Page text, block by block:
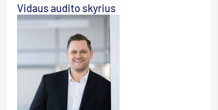
Vidaus audito skyrius